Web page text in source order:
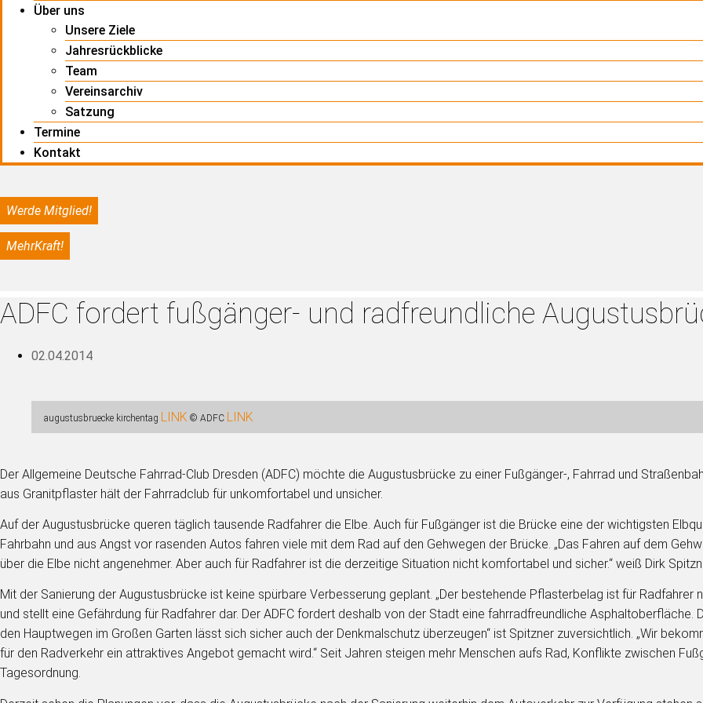
Über uns
Unsere Ziele
Jahresrückblicke
Team
Vereinsarchiv
Satzung
Termine
Kontakt
Werde Mitglied!
MehrKraft!
ADFC fordert fußgänger- und radfreundliche
02.04.2014
augustusbruecke kirchentag LINK © ADFC LINK
Der Allgemeine Deutsche Fahrrad-Club Dresden (ADFC) möchte die Augustusbrücke zu einer Fußgänger-, Fahrrad und
aus Granitpflaster hält der Fahrradclub für unkomfortabel und unsicher.
Auf der Augustusbrücke queren täglich tausende Radfahrer die Elbe. Auch für Fußgänger ist die Brücke eine der wichtigsten
Fahrbahn und aus Angst vor rasenden Autos fahren viele mit dem Rad auf den Gehwegen der Brücke. „Das Fahren auf dem
über die Elbe nicht angenehmer. Aber auch für Radfahrer ist die derzeitige Situation nicht komfortabel und sicher.“ weiß Dirk
Mit der Sanierung der Augustusbrücke ist keine spürbare Verbesserung geplant. „Der bestehende Pflasterbelag ist für
und stellt eine Gefährdung für Radfahrer dar. Der ADFC fordert deshalb von der Stadt eine fahrradfreundliche
den Hauptwegen im Großen Garten lässt sich sicher auch der Denkmalschutz überzeugen“ ist Spitzner zuversichtlich. „Wir
für den Radverkehr ein attraktives Angebot gemacht wird.“ Seit Jahren steigen mehr Menschen aufs Rad, Konflikte zwischen
Tagesordnung.